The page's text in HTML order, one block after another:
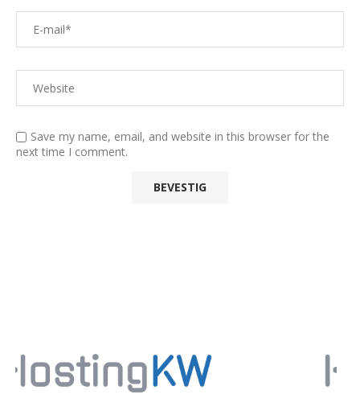
Save my name, email, and website in this browser for the
next time I comment.